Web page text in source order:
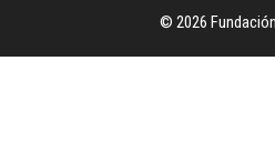
© 2026